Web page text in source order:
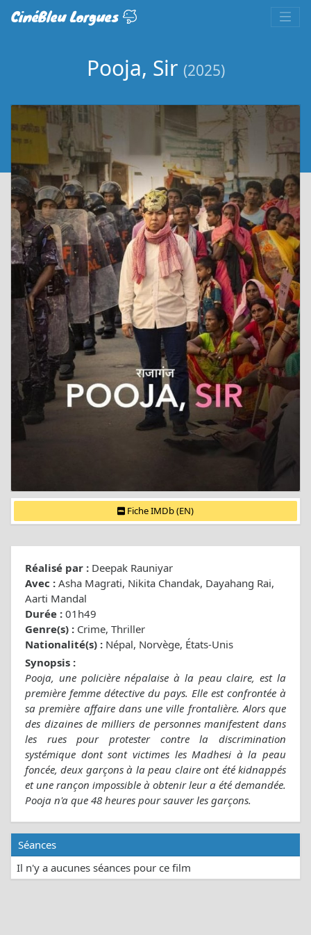
CinéBleu Lorgues
Pooja, Sir (2025)
Fiche IMDb (EN)
Réalisé par : Deepak Rauniyar
Avec : Asha Magrati, Nikita Chandak, Dayahang Rai,
Aarti Mandal
Durée : 01h49
Genre(s) : Crime, Thriller
Nationalité(s) : Népal, Norvège, États-Unis
Synopsis :
Pooja, une policière népalaise à la peau claire, est la
première femme détective du pays. Elle est confrontée à
sa première affaire dans une ville frontalière. Alors que
des dizaines de milliers de personnes manifestent dans
les rues pour protester contre la discrimination
systémique dont sont victimes les Madhesi à la peau
foncée, deux garçons à la peau claire ont été kidnappés
et une rançon impossible à obtenir leur a été demandée.
Pooja n'a que 48 heures pour sauver les garçons.
Séances
Il n'y a aucunes séances pour ce film